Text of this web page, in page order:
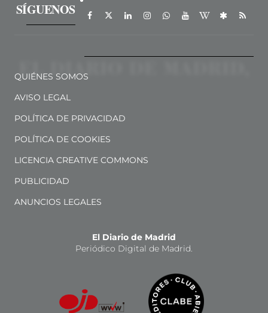
SÍGUENOS
QUIÉNES SOMOS
AVISO LEGAL
POLÍTICA DE PRIVACIDAD
POLÍTICA DE COOKIES
LICENCIA CREATIVE COMMONS
PUBLICIDAD
ANUNCIOS LEGALES
El Diario de Madrid
Periódico Digital de Madrid.